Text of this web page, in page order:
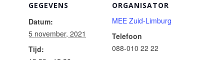
GEGEVENS
Datum:
5 november, 2021
Tijd:
ORGANISATOR
MEE Zuid-Limburg
Telefoon
088-010 22 22